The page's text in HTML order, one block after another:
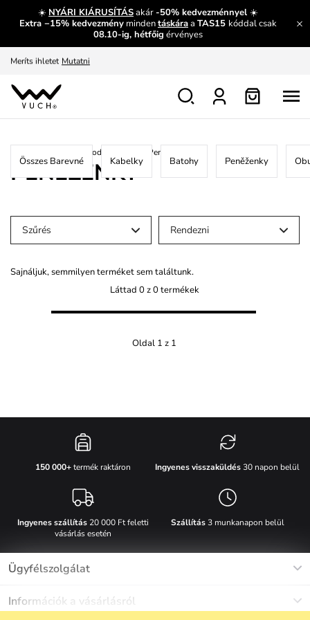
☀️ NYÁRI KIÁRUSÍTÁSakár-50% kedvezménnyel ☀️
Extra −15% kedvezmény mindentáskáraa TAS15 kóddal csak
08.10-ig, hétfőig érvényes
És mi az, amit máshol nem lehet megtudni?
Fedezze fel velünk az újdonságokat. Megtekintés
Meríts ihletet Mutatni
Ingyenes csere és visszaküldés
Vánoční průvodce Peněženky
PENĚŽENKY
Összes Barevné Kabelky Batohy Peněženky
Szűrés Rendezni
Sajnáljuk, semmilyen terméket sem találtunk.
Láttad 0 z 0 termékek
Oldal 1 z 1
150 000+termék raktáron Ingyenes visszaküldés30 napon belül
Ingyenes szállítás20 000 Ft feletti
vásárlás esetén
Szállítás3 munkanapon belül
Ügyfélszolgálat
info@vuch.hu
Információk a vásárlásról